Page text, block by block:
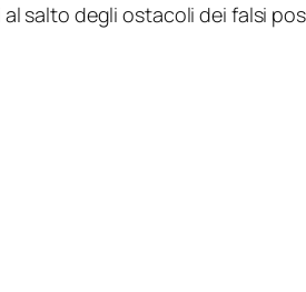
salto degli ostacoli dei falsi